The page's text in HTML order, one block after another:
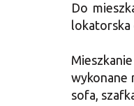
Do
lokatorska
wykonane
sofa,